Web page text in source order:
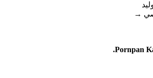
→
Pornpan